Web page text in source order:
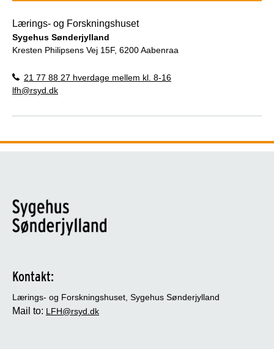
Lærings- og Forskningshuset
Sygehus Sønderjylland
Kresten Philipsens Vej 15F, 6200 Aabenraa
21 77 88 27 hverdage mellem kl. 8-16
lfh@rsyd.dk
Kontakt:
Lærings- og Forskningshuset, Sygehus Sønderjylland
Mail to: LFH@rsyd.dk